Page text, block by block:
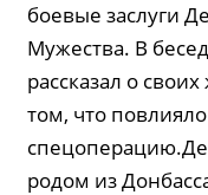
боевые заслуги
Мужества. В
рассказал о
том, что
родом из